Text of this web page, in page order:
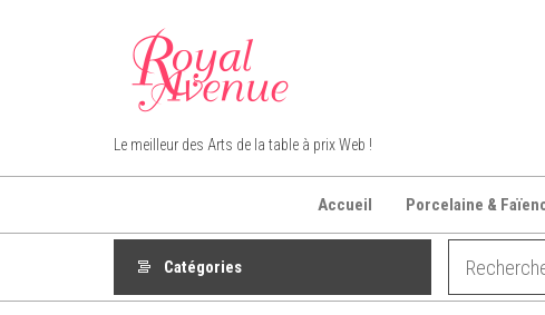
Royal Avenue
Le meilleur des Arts de la table à prix Web !
Accueil Porcelaine &
Catégories